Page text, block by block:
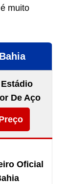
muito
De Aço
Oficial